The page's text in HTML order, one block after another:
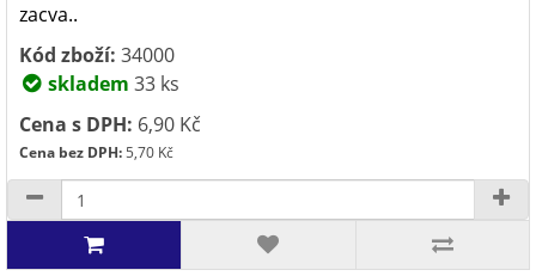
zacva..
Kód zboží: 34000
skladem 33 ks
Cena s DPH: 6,90 Kč
Cena bez DPH:5,70 Kč